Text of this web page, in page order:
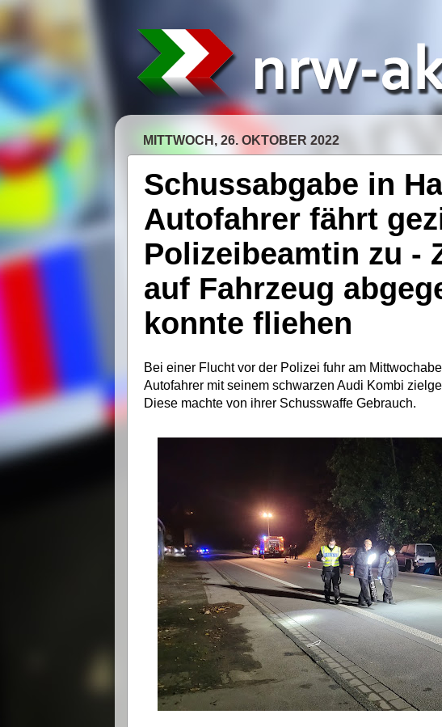
MITTWOCH, 26. OKTOBER 2022
Schussabgabe in
Autofahrer fährt
Polizeibeamtin zu -
auf Fahrzeug
konnte fliehen
Bei einer Flucht vor der Polizei fuhr am
Autofahrer mit seinem schwarzen Audi Kombi
Diese machte von ihrer Schusswaffe Gebrauch.